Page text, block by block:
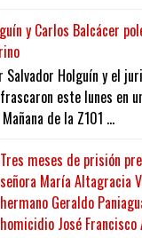
y Carlos Balcácer
Salvador Holguín y el
este lunes en
de la Z101 ...
Tres meses de prisión
señora María Altagracia
hermano Geraldo
homicidio José Francisco